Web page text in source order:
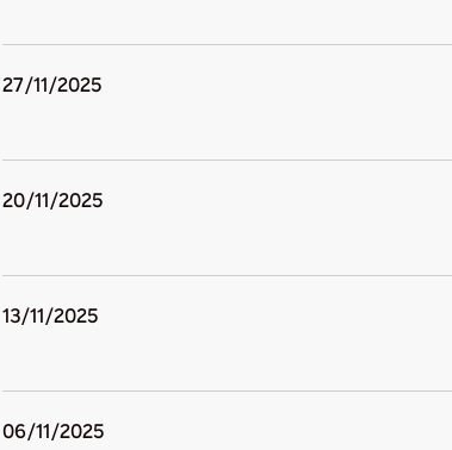
27/11/2025
20/11/2025
13/11/2025
06/11/2025